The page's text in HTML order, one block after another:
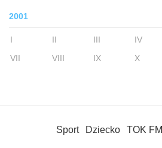
2001
I II III IV
VII
VIII IX X
Sport Dziecko TOK FM